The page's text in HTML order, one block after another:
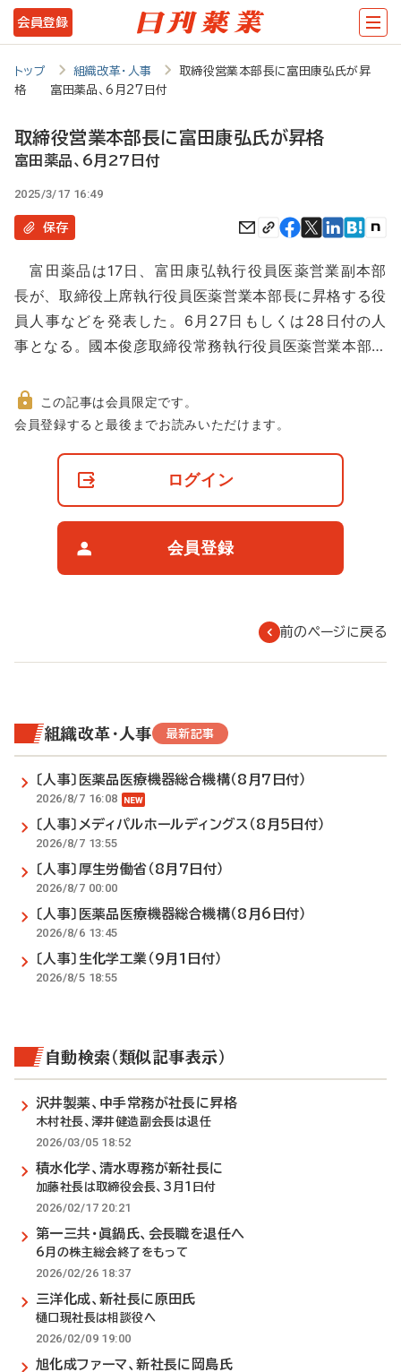
メ
イ
テ
ツ
に
動
会員登録
トップ 組織改革・人事
取締役営業本部長に富田康弘氏が昇
格 富田薬品、6月27日付
取締役営業本部長に富田康弘氏が昇格
富田薬品、6月27日付
2025/3/17 16:49
保存
富田薬品は17日、富田康弘執行役員医薬営業副本部
長が、取締役上席執行役員医薬営業本部長に昇格する役
員人事などを発表した。6月27日もしくは28日付の人
事となる。國本俊彦取締役常務執行役員医薬営業本部…
非
この記事は会員限定です。
会員登録すると最後までお読みいただけます。
ログイン
会員登録
前のページに戻る
組織改革・人事 最新記事
〔人事〕医薬品医療機器総合機構（8月7日付）
2026/8/7 16:08
〔人事〕メディパルホールディングス（8月5日付）
2026/8/7 13:55
〔人事〕厚生労働省（8月7日付）
2026/8/7 00:00
〔人事〕医薬品医療機器総合機構（8月6日付）
2026/8/6 13:45
〔人事〕生化学工業（9月1日付）
2026/8/5 18:55
自動検索（類似記事表示）
沢井製薬、中手常務が社長に昇格
木村社長、澤井健造副会長は退任
2026/03/05 18:52
積水化学、清水専務が新社長に
加藤社長は取締役会長、3月1日付
2026/02/17 20:21
第一三共・眞鍋氏、会長職を退任へ
6月の株主総会終了をもって
2026/02/26 18:37
三洋化成、新社長に原田氏
樋口現社長は相談役へ
2026/02/09 19:00
旭化成ファーマ、新社長に岡島氏